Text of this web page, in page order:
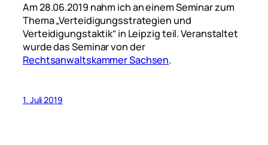
Am 28.06.2019 nahm ich an einem Seminar zum
Thema „Verteidigungsstrategien und
Verteidigungstaktik“ in Leipzig teil. Veranstaltet
wurde das Seminar von der
Rechtsanwaltskammer Sachsen.
1. Juli 2019